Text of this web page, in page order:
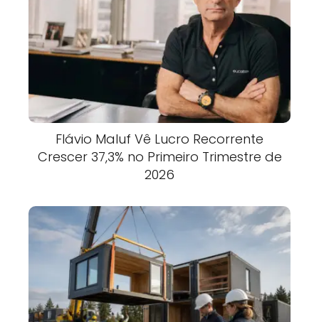
Flávio Maluf Vê Lucro Recorrente
Crescer 37,3% no Primeiro Trimestre de
2026